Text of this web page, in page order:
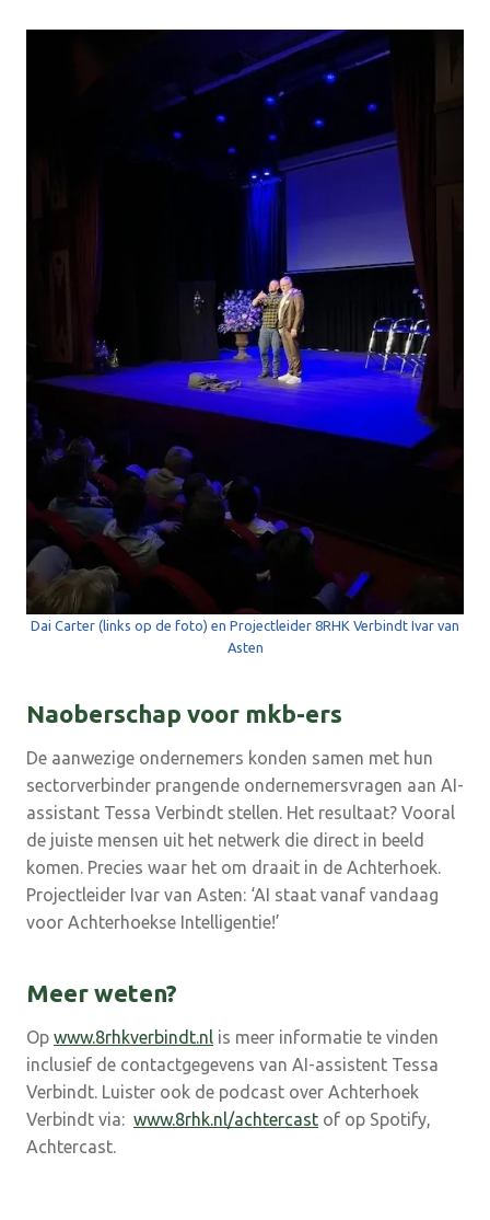
Dai Carter (links op de foto) en Projectleider 8RHK Verbindt Ivar van
Asten
Naoberschap voor mkb-ers
De aanwezige ondernemers konden samen met hun
sectorverbinder prangende ondernemersvragen aan AI-
assistant Tessa Verbindt stellen. Het resultaat? Vooral
de juiste mensen uit het netwerk die direct in beeld
komen. Precies waar het om draait in de Achterhoek.
Projectleider Ivar van Asten: ‘AI staat vanaf vandaag
voor Achterhoekse Intelligentie!’
Meer weten?
Op www.8rhkverbindt.nl is meer informatie te vinden
inclusief de contactgegevens van AI-assistent Tessa
Verbindt. Luister ook de podcast over Achterhoek
Verbindt via: www.8rhk.nl/achtercast of op Spotify,
Achtercast.